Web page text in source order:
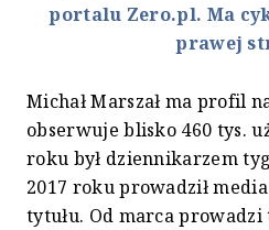
portalu Zero.pl. Ma
prawej
Michał Marszał ma profil
obserwuje blisko 460 tys.
roku był dziennikarzem
2017 roku prowadził
tytułu. Od marca prowadzi